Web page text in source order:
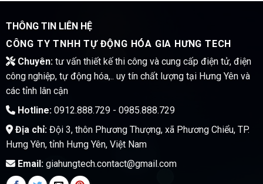
THÔNG TIN LIÊN HỆ
CÔNG TY TNHH TỰ ĐỘNG HÓA GIA HƯNG TECH
Chuyên:tư vấn thiết kế thi công và cung cấp điện tử, điện
công nghiệp, tự động hóa,.. uy tín chất lượng tại Hưng Yên và
các tỉnh lân cận
Hotline:0912.888.729 - 0985.888.729
Địa chỉ:Đội 3, thôn Phương Thượng, xã Phương Chiểu, TP.
Hưng Yên, tỉnh Hưng Yên, Việt Nam
Email:giahungtech.contact@gmail.com